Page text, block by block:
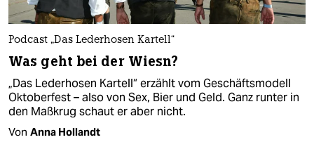
Podcast „Das Lederhosen Kartell“
Was geht bei der Wiesn?
„Das Lederhosen Kartell“ erzählt vom Geschäftsmodell
Oktoberfest – also von Sex, Bier und Geld. Ganz runter in
den Maßkrug schaut er aber nicht.
Von Anna Hollandt